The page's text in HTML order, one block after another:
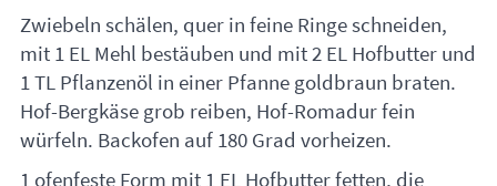
Zwiebeln schälen, quer in feine Ringe schneiden,
mit 1 EL Mehl bestäuben und mit 2 EL Hofbutter und
1 TL Pflanzenöl in einer Pfanne goldbraun braten.
Hof-Bergkäse grob reiben, Hof-Romadur fein
würfeln. Backofen auf 180 Grad vorheizen.
1 ofenfeste Form mit 1 EL Hofbutter fetten, die